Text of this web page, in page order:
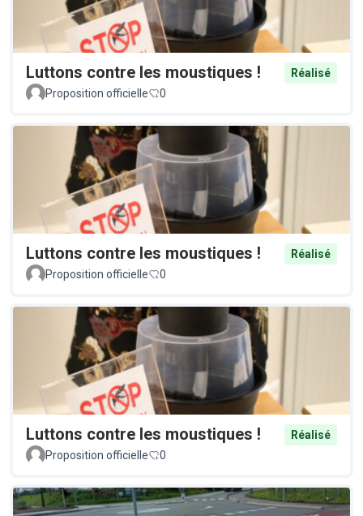
Luttons contre les moustiques !
Réalisé
Proposition officielle
0
Luttons contre les moustiques !
Réalisé
Proposition officielle
0
Luttons contre les moustiques !
Réalisé
Proposition officielle
0